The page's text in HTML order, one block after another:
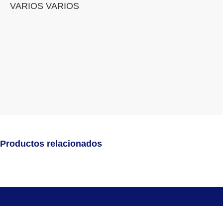
VARIOS VARIOS
Productos relacionados